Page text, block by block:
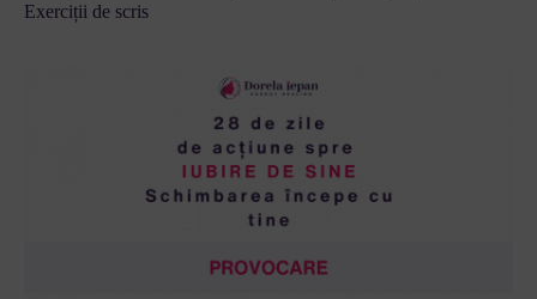
Exerciții de scris